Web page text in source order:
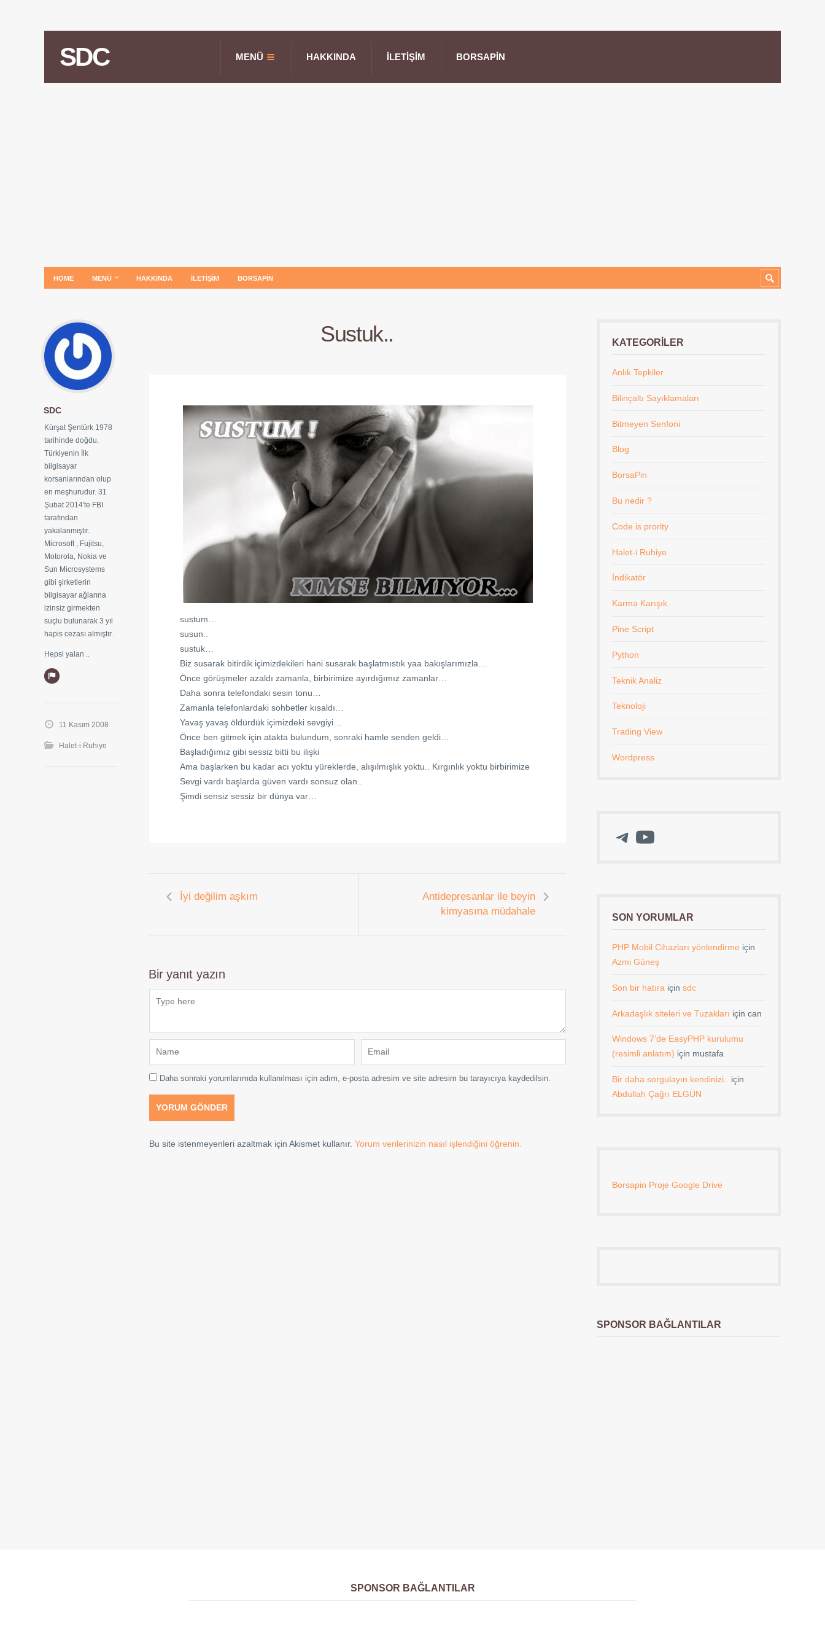
SDC MENÜ HAKKINDA İLETIŞIM BORSAPIN
HOME MENÜ HAKKINDA İLETIŞIM BORSAPIN
Sustuk..
sustum…
susun..
sustuk…
Biz susarak bitirdik içimizdekileri hani susarak başlatmıstık yaa bakışlarımızla…
Önce görüşmeler azaldı zamanla, birbirimize ayırdığımız zamanlar…
Daha sonra telefondaki sesin tonu…
Zamanla telefonlardaki sohbetler kısaldı…
Yavaş yavaş öldürdük içimizdeki sevgiyi…
Önce ben gitmek için atakta bulundum, sonraki hamle senden geldi…
Başladığımız gibi sessiz bitti bu ilişki
Ama başlarken bu kadar acı yoktu yüreklerde, alışılmışlık yoktu.. Kırgınlık yoktu birbirimize
Sevgi vardı başlarda güven vardı sonsuz olan..
Şimdi sensiz sessiz bir dünya var…
İyi değilim aşkım
Antidepresanlar ile beyin
kimyasına müdahale
Bir yanıt yazın
Daha sonraki yorumlarımda kullanılması için adım, e-posta adresim ve site adresim bu tarayıcıya kaydedilsin.
Bu site istenmeyenleri azaltmak için Akismet kullanır. Yorum verilerinizin nasıl işlendiğini öğrenin.
SDC
Kürşat Şentürk 1978
tarihinde doğdu.
Türkiyenin İlk
bilgisayar
korsanlarından olup
en meşhurudur. 31
Şubat 2014′te FBI
tarafından
yakalanmıştır.
Microsoft , Fujitsu,
Motorola, Nokia ve
Sun Microsystems
gibi şirketlerin
bilgisayar ağlarına
izinsiz girmekten
suçlu bulunarak 3 yıl
hapis cezası almıştır.
Hepsi yalan ..
11 Kasım 2008
Halet-i Ruhiye
KATEGORILER
Anlık Tepkiler
Bilinçaltı Sayıklamaları
Bitmeyen Senfoni
Blog
BorsaPin
Bu nedir ?
Code is prority
Halet-i Ruhiye
İndikatör
Karma Karışık
Pine Script
Python
Teknik Analiz
Teknoloji
Trading View
Wordpress
Telegram
YouTube
SON YORUMLAR
PHP Mobil Cihazları yönlendirme için
Azmi Güneş
Son bir hatıra için sdc
Arkadaşlık siteleri ve Tuzakları için can
Windows 7’de EasyPHP kurulumu
(resimli anlatım) için mustafa
Bir daha sorgulayın kendinizi..
için
Abdullah Çağrı ELGÜN
Borsapin Proje Google Drive
SPONSOR BAĞLANTILAR
SPONSOR BAĞLANTILAR